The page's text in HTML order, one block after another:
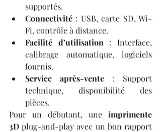
supportés.
Connectivité : USB, carte SD, Wi-
Fi, contrôle à distance.
Facilité d’utilisation : Interface,
calibrage automatique, logiciels
fournis.
Service après-vente : Support
technique, disponibilité des
pièces.
Pour un débutant, une imprimente
3D plug-and-play avec un bon rapport